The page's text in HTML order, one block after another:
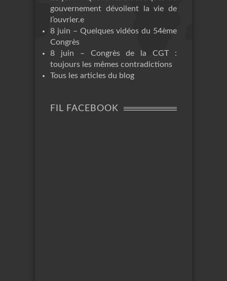
gouvernement dévoilent la vie de
l’ouvrier.e
8 juin – Quelques vidéos du 54ème
Congrès
8 juin – Congrès de la CGT :
toujours les mêmes contradictions
Tous les articles du blog
FIL FACEBOOK